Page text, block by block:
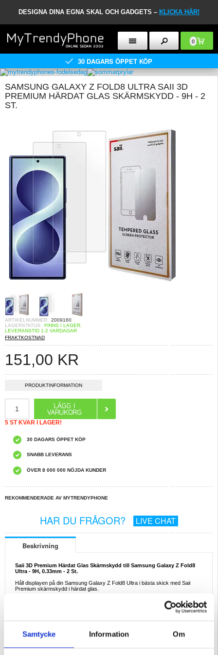
Samtycke Information Om
DESIGNA DINA EGNA SKAL OCH GADGETS – KLICKA HÄR!
0
30 DAGARS ÖPPET KÖP
SAMSUNG GALAXY Z FOLD8 ULTRA SAII 3D
PREMIUM HÄRDAT GLAS SKÄRMSKYDD - 9H - 2
ST.
ARTIKELNUMMER: 2009160
LAGERSTATUS: FINNS I LAGER.
LEVERANSTID 1-2 VARDAGAR
FRAKTKOSTNAD
151,00 KR
PRODUKTINFORMATION
5 ST KVAR I LAGER!
30 DAGARS ÖPPET KÖP
SNABB LEVERANS
ÖVER 8 000 000 NÖJDA KUNDER
REKOMMENDERADE AV MYTRENDYPHONE
HAR DU FRÅGOR? LIVE CHAT
Beskrivning
Saii 3D Premium Härdat Glas Skärmskydd till Samsung Galaxy Z Fold8
Ultra - 9H, 0.33mm - 2 St.
Håll displayen på din Samsung Galaxy Z Fold8 Ultra i bästa skick med Saii
Premium skärmskydd i härdat glas.
Det splittersäkra 9H-klassade glaset ger ett tufft dagligt skydd mot hack och
repor medan bildkvaliteten hålls opåverkad. Trots den tåliga designen är glaset
bara 0,33 mm tjockt och kommer därför inte att påverka touchskärmens
till Samsung Galaxy Z Fold8 Ultra.
Egenskaper: